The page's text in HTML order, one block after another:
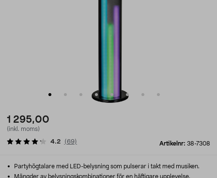
1 295,00
(inkl. moms)
Artikelnr: 38-7308
4.2 (69)
Partyhögtalare med LED-belysning som pulserar i takt med musiken.
Mängder av belysningskombinationer för en häftigare upplevelse.